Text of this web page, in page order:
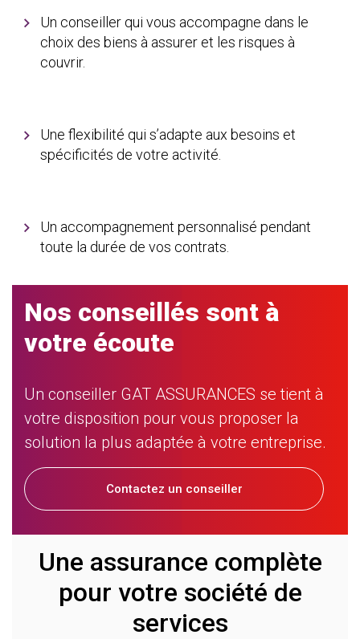
Un conseiller qui vous accompagne dans le
choix des biens à assurer et les risques à
couvrir.
Une flexibilité qui s’adapte aux besoins et
spécificités de votre activité.
Un accompagnement personnalisé pendant
toute la durée de vos contrats.
Nos conseillés sont à
votre écoute
Un conseiller GAT ASSURANCES se tient à
votre disposition pour vous proposer la
solution la plus adaptée à votre entreprise.
Contactez un conseiller
Une assurance complète
pour votre société de
services